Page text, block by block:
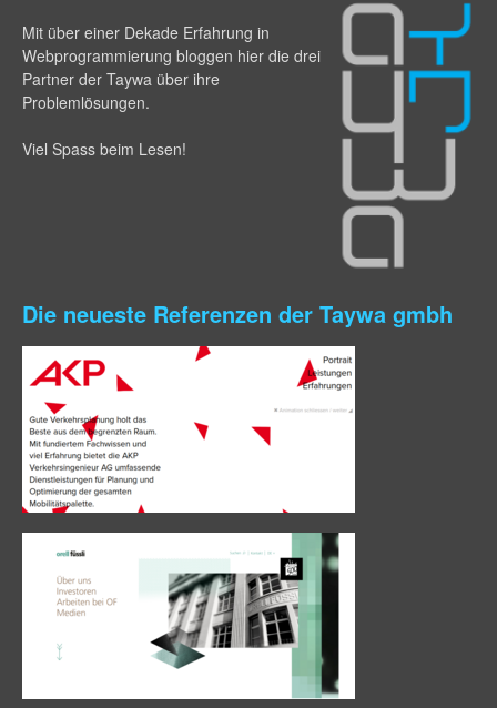
Mit über einer Dekade Erfahrung in
Webprogram­mierung bloggen hier die drei
Partner der Taywa über ihre
Problemlösungen.
Viel Spass beim Lesen!